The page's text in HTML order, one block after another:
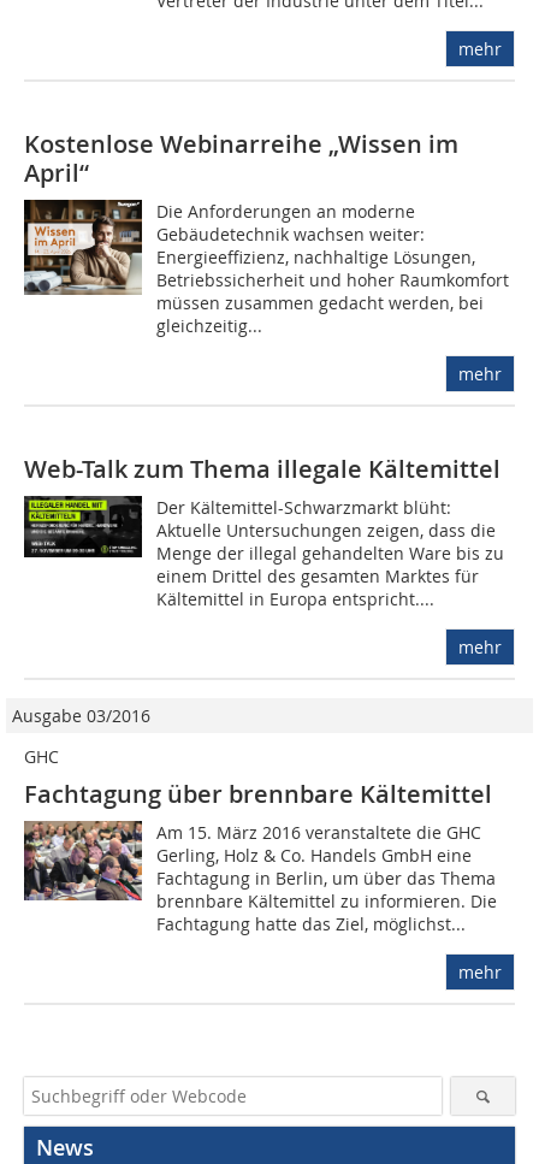
mehr
Kostenlose Webinarreihe „Wissen im
April“
Die Anforderungen an moderne
Gebäudetechnik wachsen weiter:
Energieeffizienz, nachhaltige Lösungen,
Betriebssicherheit und hoher Raumkomfort
müssen zusammen gedacht werden, bei
gleichzeitig...
mehr
Web-Talk zum Thema illegale Kältemittel
Der Kältemittel-Schwarzmarkt blüht:
Aktuelle Untersuchungen zeigen, dass die
Menge der illegal gehandelten Ware bis zu
einem Drittel des gesamten Marktes für
Kältemittel in Europa entspricht....
mehr
Ausgabe 03/2016
GHC
Fachtagung über brennbare Kältemittel
Am 15. März 2016 veranstaltete die GHC
Gerling, Holz & Co. Handels GmbH eine
Fachtagung in Berlin, um über das Thema
brennbare Kältemittel zu informieren. Die
Fachtagung hatte das Ziel, möglichst...
mehr
News